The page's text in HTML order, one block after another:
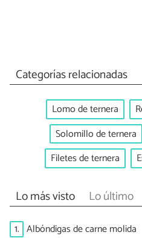
Categorías relacionadas
Lomo de ternera
Solomillo de ternera
Filetes de ternera
Lo más visto Lo último
1. Albóndigas de carne molida